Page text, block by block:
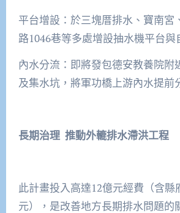
平台增設：於三塊厝排水、寶南宮
路1046巷等多處增設抽水機平台與
內水分流：即將發包德安教養院附
及集水坑，將軍功橋上游內水提前
長期治理 推動外轆排水滯洪工程
此計畫投入高達12億元經費（含縣
元），是改善地方長期排水問題的